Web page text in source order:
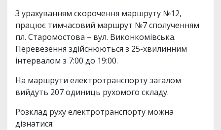
З урахуванням скорочення маршруту №12,
працює тимчасовий маршрут №7 сполученням
пл. Старомостова – вул. Виконкомівська.
Перевезення здійснюються з 25-хвилинним
інтервалом з 7:00 до 19:00.
На маршрути електротранспорту загалом
вийдуть 207 одиниць рухомого складу.
Розклад руху електротранспорту можна
дізнатися: